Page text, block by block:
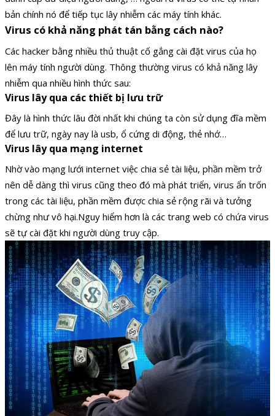
bản chính nó để tiếp tục lây nhiễm các máy tính khác.
Virus có khả năng phát tán bằng cách nào?
Các hacker bằng nhiều thủ thuật cố gắng cài đặt virus của họ
lên máy tính người dùng. Thông thường virus có khả năng lây
nhiễm qua nhiều hình thức sau:
Virus lây qua các thiết bị lưu trữ
Đây là hình thức lâu đời nhất khi chúng ta còn sử dụng đĩa mềm
để lưu trữ, ngày nay là usb, ổ cứng di động, thẻ nhớ…
Virus lây qua mạng internet
Nhờ vào mạng lưới internet việc chia sẻ tài liệu, phần mềm trở
nên dễ dàng thì virus cũng theo đó mà phát triển, virus ẩn trốn
trong các tài liệu, phần mềm được chia sẻ rộng rãi và tưởng
chừng như vô hại.Nguy hiểm hơn là các trang web có chứa virus
sẽ tự cài đặt khi người dùng truy cập.